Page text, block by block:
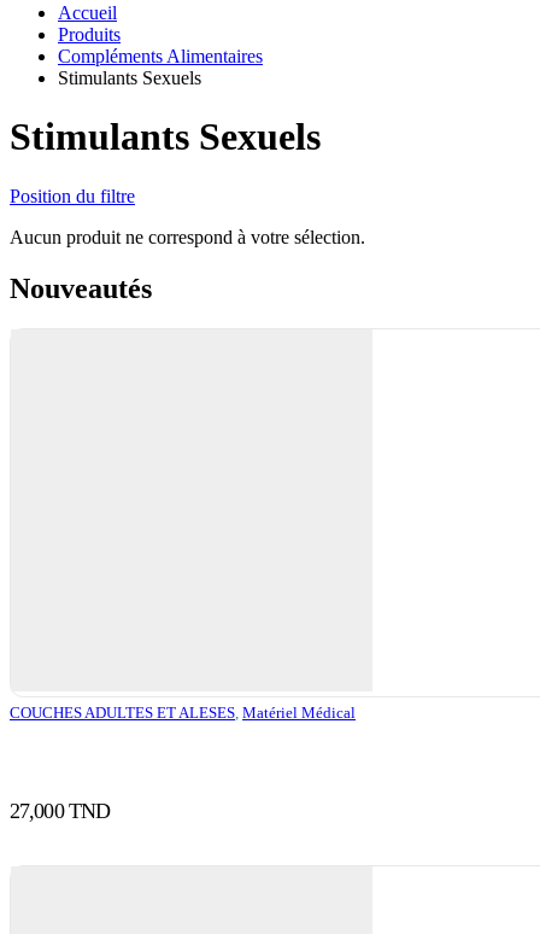
Accueil
Produits
Compléments Alimentaires
Stimulants Sexuels
Stimulants Sexuels
Position du filtre
Aucun produit ne correspond à votre sélection.
Nouveautés
COUCHES ADULTES ET ALESES, Matériel Médical
27,000TND